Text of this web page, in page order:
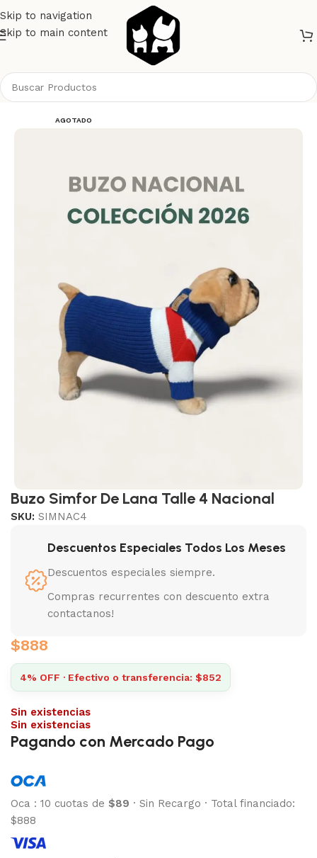
Skip to navigation
Skip to main content
AGOTADO
Buzo Simfor De Lana Talle 4 Nacional
SKU: SIMNAC4
Descuentos Especiales Todos Los Meses
Descuentos especiales siempre.
Compras recurrentes con descuento extra
contactanos!
$888
4% OFF · Efectivo o transferencia: $852
Sin existencias
Sin existencias
Pagando con Mercado Pago
Oca : 10 cuotas de $89 · Sin Recargo · Total financiado:
$888